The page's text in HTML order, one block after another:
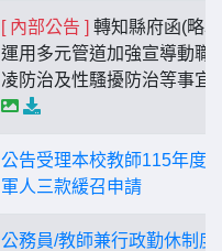
[ 內部公告 ] 轉知縣府函(略
運用多元管道加強宣導動職
凌防治及性騷擾防治等事宜
公告受理本校教師115年度
軍人三款緩召申請
公務員/教師兼行政勤休制度